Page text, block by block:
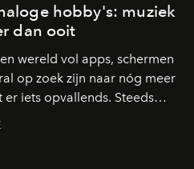
hobby's: muziek
dan ooit
wereld vol apps, schermen
op zoek zijn naar nóg meer
iets opvallends. Steeds
naar activiteiten waarbij
niet constant naar een